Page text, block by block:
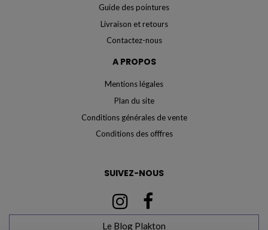
Guide des pointures
Livraison et retours
Contactez-nous
A PROPOS
Mentions légales
Plan du site
Conditions générales de vente
Conditions des offfres
SUIVEZ-NOUS
Le Blog Plakton